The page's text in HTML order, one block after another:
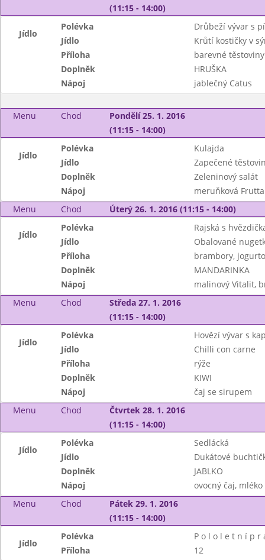
(11:15 - 14:00)
Jídlo
Polévka
Drůbeží vývar s
Jídlo
Krůtí kostičky v
Příloha
barevné těstoviny
Doplněk
HRUŠKA
Nápoj
jablečný Catus
Menu Chod
Pondělí 25. 1. 2016
(11:15 - 14:00)
Jídlo
Polévka
Kulajda
Jídlo
Zapečené
Doplněk
Zeleninový salát
Nápoj
meruňková
Menu
Chod Úterý 26. 1. 2016 (11:15 - 14:00)
Jídlo
Polévka
Rajská s
Jídlo
Obalované
Příloha
brambory,
Doplněk
MANDARINKA
Nápoj
malinový Vitalit,
Menu
Chod
Středa 27. 1. 2016
(11:15 - 14:00)
Jídlo
Polévka
Hovězí vývar s
Jídlo
Chilli con carne
Příloha
rýže
Doplněk
KIWI
Nápoj
čaj se sirupem
Menu
Chod
Čtvrtek 28. 1. 2016
(11:15 - 14:00)
Jídlo
Polévka
Sedlácká
Jídlo
Dukátové
Doplněk
JABLKO
Nápoj
ovocný čaj, mléko
Menu
Chod
Pátek 29. 1. 2016
(11:15 - 14:00)
Jídlo
Polévka
P o l o l e t n í p r
Příloha
12